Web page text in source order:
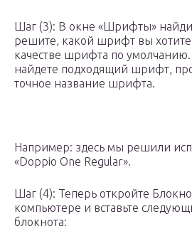
Шаг (3): В окне «Шрифты»
решите, какой шрифт вы хотите
качестве шрифта по
найдете подходящий шрифт,
точное название шрифта.
Например: здесь мы решили
«Doppio One Regular».
Шаг (4): Теперь откройте
компьютере и вставьте
блокнота: